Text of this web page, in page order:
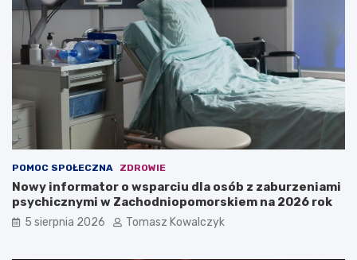
POMOC SPOŁECZNA ZDROWIE
Nowy informator o wsparciu dla osób z zaburzeniami
psychicznymi w Zachodniopomorskiem na 2026 rok
5 sierpnia 2026 Tomasz Kowalczyk